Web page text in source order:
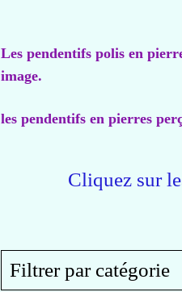
Les pendentifs polis en
image.
les pendentifs en pierres
Cliquez sur
Filtrer par catégorie